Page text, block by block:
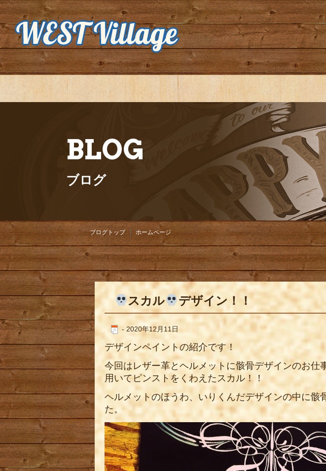
BLOG
ブログ
ブログトップ ホームページ
スカル デザイン！！
- 2020年12月11日
デザインペイントの紹介です！
今回はレザー革とヘルメットに骸骨デザインのお仕
用いてピンストをくわえたスカル ！！
ヘルメットのほうわ、いりくんだデザインの中に骸
た。